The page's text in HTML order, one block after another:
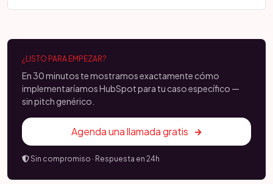
¿LISTO PARA EMPEZAR?
En 30 minutos te mostramos exactamente cómo
implementaríamos HubSpot para tu caso específico —
sin pitch genérico.
Agenda una llamada gratis
Sin compromiso · Respuesta en 24h